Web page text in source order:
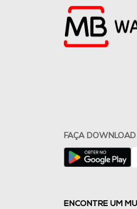
FAÇA
ENCONTRE UM